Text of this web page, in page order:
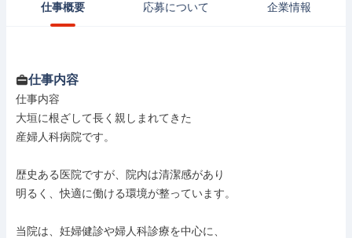
仕事概要 応募について 企業情報
仕事内容
仕事内容
大垣に根ざして長く親しまれてきた
産婦人科病院です。
歴史ある医院ですが、院内は清潔感があり
明るく、快適に働ける環境が整っています。
当院は、妊婦健診や婦人科診療を中心に、